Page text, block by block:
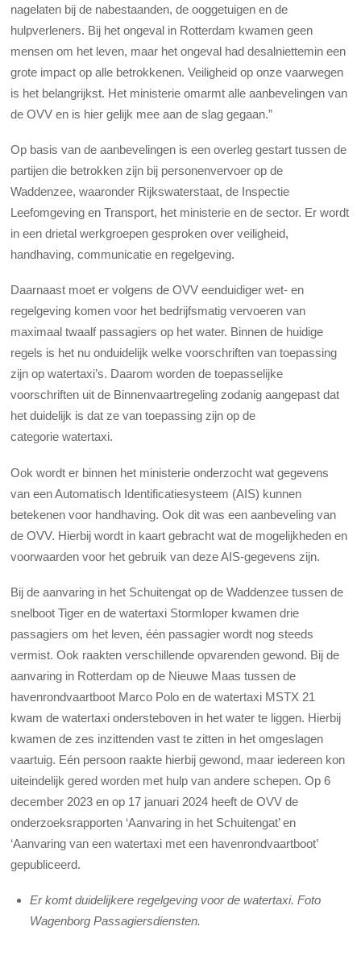
nagelaten bij de nabestaanden, de ooggetuigen en de
hulpverleners. Bij het ongeval in Rotterdam kwamen geen
mensen om het leven, maar het ongeval had desalniettemin een
grote impact op alle betrokkenen. Veiligheid op onze vaarwegen
is het belangrijkst. Het ministerie omarmt alle aanbevelingen van
de OVV en is hier gelijk mee aan de slag gegaan.”
Op basis van de aanbevelingen is een overleg gestart tussen de
partijen die betrokken zijn bij personenvervoer op de
Waddenzee, waaronder Rijkswaterstaat, de Inspectie
Leefomgeving en Transport, het ministerie en de sector. Er wordt
in een drietal werkgroepen gesproken over veiligheid,
handhaving, communicatie en regelgeving.
Daarnaast moet er volgens de OVV eenduidiger wet- en
regelgeving komen voor het bedrijfsmatig vervoeren van
maximaal twaalf passagiers op het water. Binnen de huidige
regels is het nu onduidelijk welke voorschriften van toepassing
zijn op watertaxi’s. Daarom worden de toepasselijke
voorschriften uit de Binnenvaartregeling zodanig aangepast dat
het duidelijk is dat ze van toepassing zijn op de
categorie watertaxi.
Ook wordt er binnen het ministerie onderzocht wat gegevens
van een Automatisch Identificatiesysteem (AIS) kunnen
betekenen voor handhaving. Ook dit was een aanbeveling van
de OVV. Hierbij wordt in kaart gebracht wat de mogelijkheden en
voorwaarden voor het gebruik van deze AIS-gegevens zijn.
Bij de aanvaring in het Schuitengat op de Waddenzee tussen de
snelboot Tiger en de watertaxi Stormloper kwamen drie
passagiers om het leven, één passagier wordt nog steeds
vermist. Ook raakten verschillende opvarenden gewond. Bij de
aanvaring in Rotterdam op de Nieuwe Maas tussen de
havenrondvaartboot Marco Polo en de watertaxi MSTX 21
kwam de watertaxi ondersteboven in het water te liggen. Hierbij
kwamen de zes inzittenden vast te zitten in het omgeslagen
vaartuig. Eén persoon raakte hierbij gewond, maar iedereen kon
uiteindelijk gered worden met hulp van andere schepen. Op 6
december 2023 en op 17 januari 2024 heeft de OVV de
onderzoeksrapporten ‘Aanvaring in het Schuitengat’ en
‘Aanvaring van een watertaxi met een havenrondvaartboot’
gepubliceerd.
Er komt duidelijkere regelgeving voor de watertaxi. Foto
Wagenborg Passagiersdiensten.